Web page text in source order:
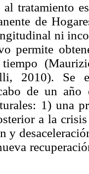
al tratamiento
de
ni
permite
2010). Se
de un año
1) una
a la
y